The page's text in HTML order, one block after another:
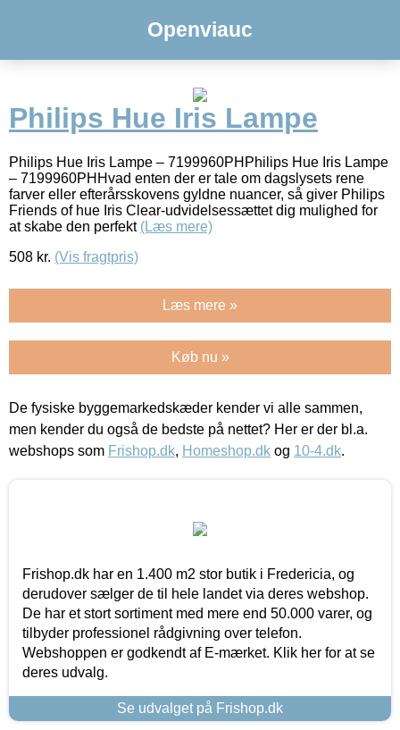
Openviauc
Philips Hue Iris Lampe
Philips Hue Iris Lampe – 7199960PHPhilips Hue Iris Lampe
– 7199960PHHvad enten der er tale om dagslysets rene
farver eller efterårsskovens gyldne nuancer, så giver Philips
Friends of hue Iris Clear-udvidelsessættet dig mulighed for
at skabe den perfekt (Læs mere)
508 kr. (Vis fragtpris)
Læs mere »
Køb nu »
De fysiske byggemarkedskæder kender vi alle sammen,
men kender du også de bedste på nettet? Her er der bl.a.
webshops som Frishop.dk, Homeshop.dk og 10-4.dk.
Frishop.dk har en 1.400 m2 stor butik i Fredericia, og
derudover sælger de til hele landet via deres webshop.
De har et stort sortiment med mere end 50.000 varer, og
tilbyder professionel rådgivning over telefon.
Webshoppen er godkendt af E-mærket. Klik her for at se
deres udvalg.
Se udvalget på Frishop.dk